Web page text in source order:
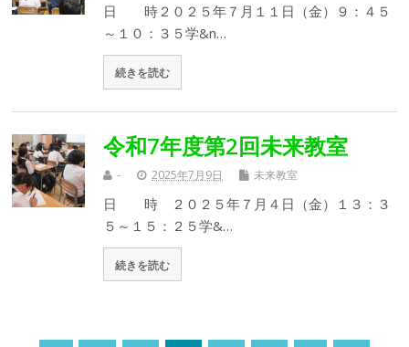
日 時２０２５年７月１１日（金）９：４５
～１０：３５学&n…
続きを読む
令和7年度第2回未来教室
- 2025年7月9日 未来教室
日 時 ２０２５年７月４日（金）１３：３
５～１５：２５学&…
続きを読む